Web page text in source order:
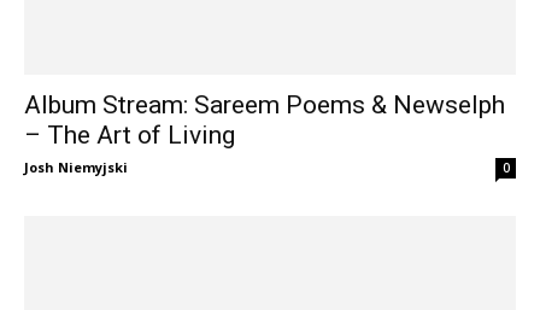
Album Stream: Sareem Poems & Newselph
– The Art of Living
Josh Niemyjski 0